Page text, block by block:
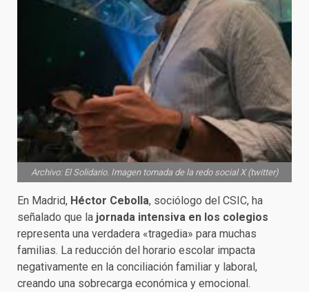
Archivo: El Solidario. Imagen tomada de la redo social X (twitter)
En Madrid, Héctor Cebolla, sociólogo del CSIC, ha
señalado que la jornada intensiva en los colegios
representa una verdadera «tragedia» para muchas
familias. La reducción del horario escolar impacta
negativamente en la conciliación familiar y laboral,
creando una sobrecarga económica y emocional.